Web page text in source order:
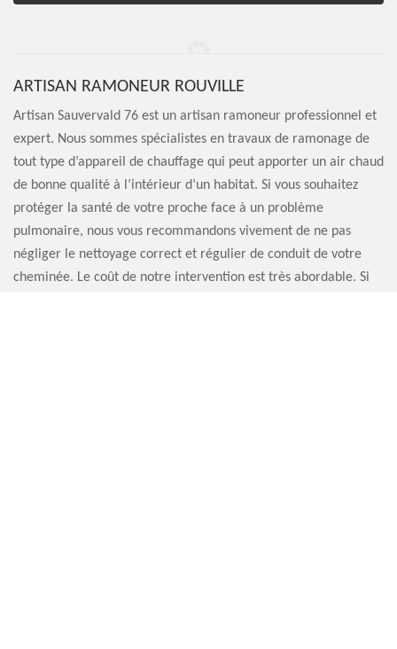
ARTISAN RAMONEUR ROUVILLE
Artisan Sauvervald 76 est un artisan ramoneur professionnel et
expert. Nous sommes spécialistes en travaux de ramonage de
tout type d’appareil de chauffage qui peut apporter un air chaud
de bonne qualité à l’intérieur d’un habitat. Si vous souhaitez
protéger la santé de votre proche face à un problème
pulmonaire, nous vous recommandons vivement de ne pas
négliger le nettoyage correct et régulier de conduit de votre
cheminée. Le coût de notre intervention est très abordable. Si